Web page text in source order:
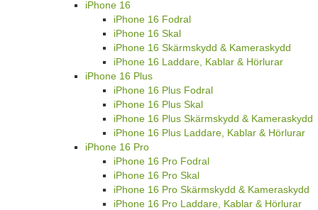
iPhone 16
iPhone 16 Fodral
iPhone 16 Skal
iPhone 16 Skärmskydd & Kameraskydd
iPhone 16 Laddare, Kablar & Hörlurar
iPhone 16 Plus
iPhone 16 Plus Fodral
iPhone 16 Plus Skal
iPhone 16 Plus Skärmskydd & Kameraskydd
iPhone 16 Plus Laddare, Kablar & Hörlurar
iPhone 16 Pro
iPhone 16 Pro Fodral
iPhone 16 Pro Skal
iPhone 16 Pro Skärmskydd & Kameraskydd
iPhone 16 Pro Laddare, Kablar & Hörlurar